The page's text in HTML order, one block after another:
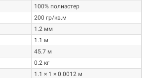
100% полиэстер
200 гр/кв.м
1.2 мм
1.1 м
45.7 м
0.2 кг
1.1 × 1 × 0.0012 м